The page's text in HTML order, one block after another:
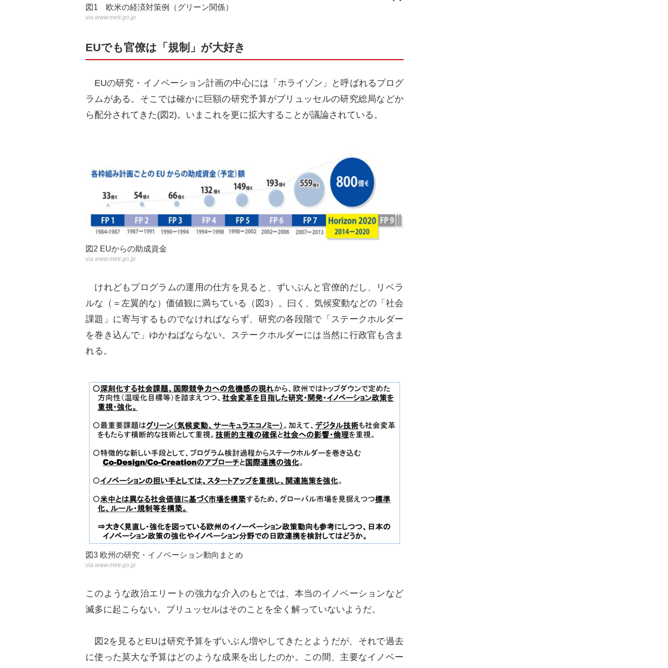
図1 欧米の経済対策例（グリーン関係）
via www.meti.go.jp
EUでも官僚は「規制」が大好き
EUの研究・イノベーション計画の中心には「ホライゾン」と呼ばれるプログ
ラムがある。そこでは確かに巨額の研究予算がブリュッセルの研究総局などか
ら配分されてきた(図2)。いまこれを更に拡大することが議論されている。
図2 EUからの助成資金
via www.meti.go.jp
けれどもプログラムの運用の仕方を見ると、ずいぶんと官僚的だし、リベラ
ルな（＝左翼的な）価値観に満ちている（図3）。曰く、気候変動などの「社会
課題」に寄与するものでなければならず、研究の各段階で「ステークホルダー
を巻き込んで」ゆかねばならない。ステークホルダーには当然に行政官も含ま
れる。
図3 欧州の研究・イノベーション動向まとめ
via www.meti.go.jp
このような政治エリートの強力な介入のもとでは、本当のイノベーションなど
滅多に起こらない。ブリュッセルはそのことを全く解っていないようだ。
図2を見るとEUは研究予算をずいぶん増やしてきたとようだが、それで過去
に使った莫大な予算はどのような成果を出したのか。この間、主要なイノベー